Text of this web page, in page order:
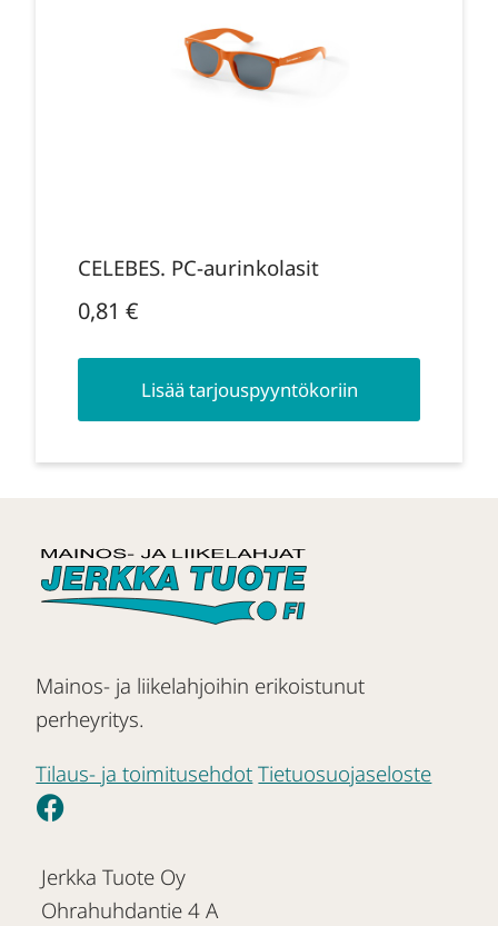
CELEBES. PC-aurinkolasit
0,81 €
Lisää tarjouspyyntökoriin
Mainos- ja liikelahjoihin erikoistunut
perheyritys.
Tilaus- ja toimitusehdot Tietuosuojaseloste
Jerkka Tuote Oy
Ohrahuhdantie 4 A